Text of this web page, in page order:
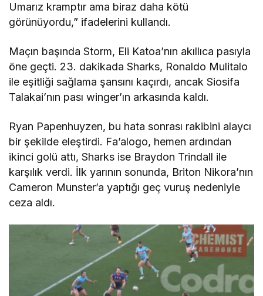
Umarız kramptır ama biraz daha kötü
görünüyordu,” ifadelerini kullandı.
Maçın başında Storm, Eli Katoa’nın akıllıca pasıyla
öne geçti. 23. dakikada Sharks, Ronaldo Mulitalo
ile eşitliği sağlama şansını kaçırdı, ancak Siosifa
Talakai’nın pası winger’ın arkasında kaldı.
Ryan Papenhuyzen, bu hata sonrası rakibini alaycı
bir şekilde eleştirdi. Fa’alogo, hemen ardından
ikinci golü attı, Sharks ise Braydon Trindall ile
karşılık verdi. İlk yarının sonunda, Briton Nikora’nın
Cameron Munster’a yaptığı geç vuruş nedeniyle
ceza aldı.